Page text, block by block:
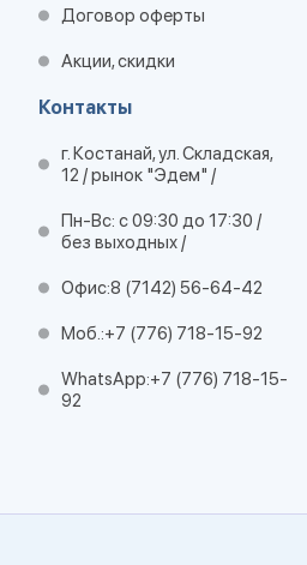
Договор оферты
Акции, скидки
Контакты
г. Костанай, ул. Складская,
12 / рынок "Эдем" /
Пн-Вс: с 09:30 до 17:30 /
без выходных /
Офис:8 (7142) 56-64-42
Моб.:+7 (776) 718-15-92
WhatsApp:+7 (776) 718-15-
92